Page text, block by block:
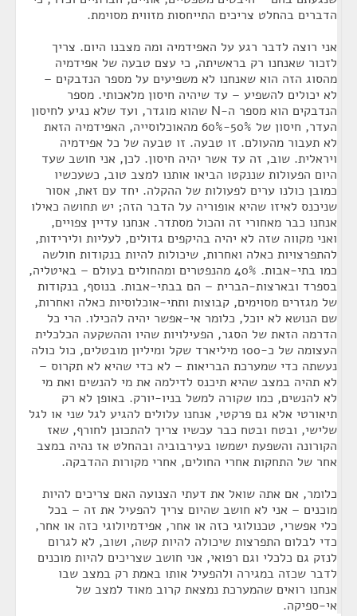
הדברים בהחלט צריכים התייחסות מזווית מסוימת.
אני רוצה לדבר רגע על האפידמיה ומה מצבנו היום. צריך
לזכור שאנחנו רק בראשיתה, כי עצם טבעה של אפידמיה
מהסוג הזה הוא שאנחנו לא משפיעים על מספר הנדבקים –
לא יכולים להשפיע – עד שיהיה חיסון מלאכותי. מספר
הנדבקים הוא מספר ה-N שהוא מוגדר, ועד שלא נגיע לחיסון
העדר, חיסון של 50%-60% מהאוכלוסייה, האפידמיה הזאת
לא תעבור מהעולם. זו טבעה. זו טבעה של כל אפידמיה
ויראלית. שוב, זה עד אשר יהיה חיסון. לכן, אני חושב שעד
היום הפעולות שננקטו הביאו אותנו למצב טוב, כשעכשיו
כמובן כולנו ערים לפעולות של ההקלה. יחד עם זאת, אסור
שניכנס לאיזו שהיא אופוריה על הדבר הזה; יש תחושה כאילו
אנחנו כבר מאחורי זה והכול מסתדר. אנחנו עדיין צפויים,
ואני מקווה שזה לא יהיה בהיקפים גדולים, לעליות ולירידות,
להתפרצויות כאלה ואחרות, שיכולות להיות בנקודות חולשה
כמו בתי-אבות. 40% מהנפטרים ומהחולים בעולם – באיטליה,
בספרד ובארצות-הברית – הם בבתי-אבות. בנוסף, בנקודות
של מגזרים מסוימים, קבוצות ותתי-אוכלוסיות כאלה ואחרות,
שם הנושא לא יוכל, כלומר אי-אפשר יהיה להכילו. הרי כל
הדרמה הזאת של הסגר, הפעילויות שהיו וההשקעה הכלכלית
העצומה של כ-100 מיליארד שקל ומיליון מובטלים, כול כולה
נעשתה כדי שמערכת הבריאות – לא כדי שהיא לא תקרוס –
לא תהיה במצב שהיא תיכנס לדילמה את מי להנשים ואת מי
לא להנשים, כמו שקורה למשל בניו-יורק. באופן לא רק
תיאורטי אלא גם פרקטי, אנחנו עלולים להגיע לגל שני או לגל
שלישי, ובטח ובטח כבר עכשיו צריך להתכונן לחורף, שאז
הקורונה והשפעת ישמשו בעירבוביה ובהחלט אז נהיה במצב
אחר של התחקות אחרי החולים, אחרי מקורות ההדבקה.
כלומר, אם אתה שואל את דעתי הצנועה האם צריכים להיות
מוכנים – אני לא חושב שהיום צריך להפעיל את זה – בכל
כלי אפשרי, טכנולוגי כזה או אחר, אפידמיולוגי כזה או אחר,
כדי לבלום התפרצות שיכולה להיות קשה, ושוב, לא לגרום
לנזק גם כלכלי וגם רפואי, אני חושב שצריכים להיות מוכנים
לדבר שכזה במגירה ולהפעיל אותו באמת רק במצב שבו
אנחנו רואים שהמערכת נמצאת קרוב מאוד למצב של
אי-ספיקה.